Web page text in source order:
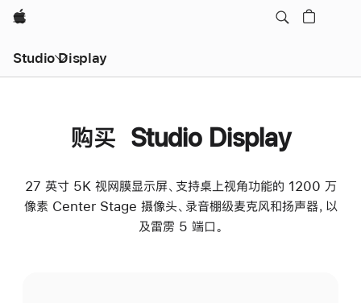
Apple
Studio Display
购买 Studio Display
27 英寸 5K 视网膜显示屏、支持桌上视角功能的 1200 万
像素 Center Stage 摄像头、录音棚级麦克风和扬声器，以
及雷雳 5 端口。